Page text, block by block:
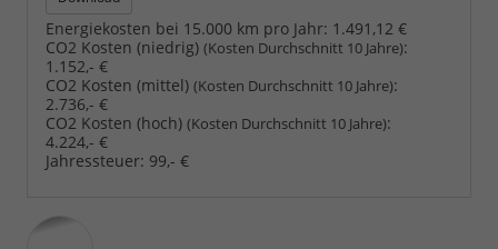
Energiekosten bei 15.000 km pro Jahr: 1.491,12 €
CO2 Kosten (niedrig) (Kosten Durchschnitt 10 Jahre):
1.152,- €
CO2 Kosten (mittel) (Kosten Durchschnitt 10 Jahre):
2.736,- €
CO2 Kosten (hoch) (Kosten Durchschnitt 10 Jahre):
4.224,- €
Jahressteuer: 99,- €